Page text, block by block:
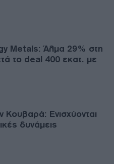
Metals: Άλμα 29% στη
το deal 400 εκατ. με
Κουβαρά: Ενισχύονται
δυνάμεις